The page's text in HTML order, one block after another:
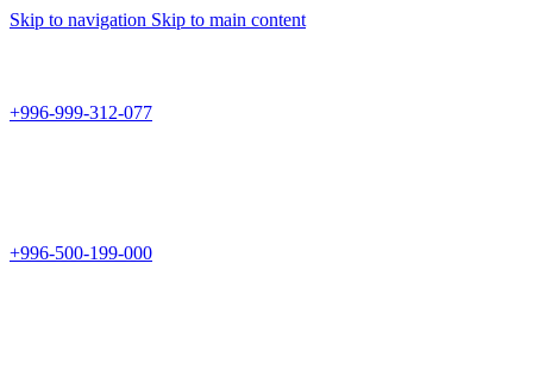
Skip to navigation Skip to main content
+996-999-312-077
+996-500-199-000